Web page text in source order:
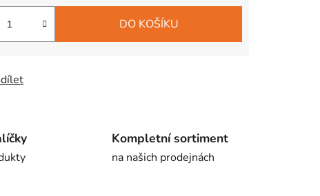
DO KOŠÍKU
Kompletní sortiment
na našich prodejnách